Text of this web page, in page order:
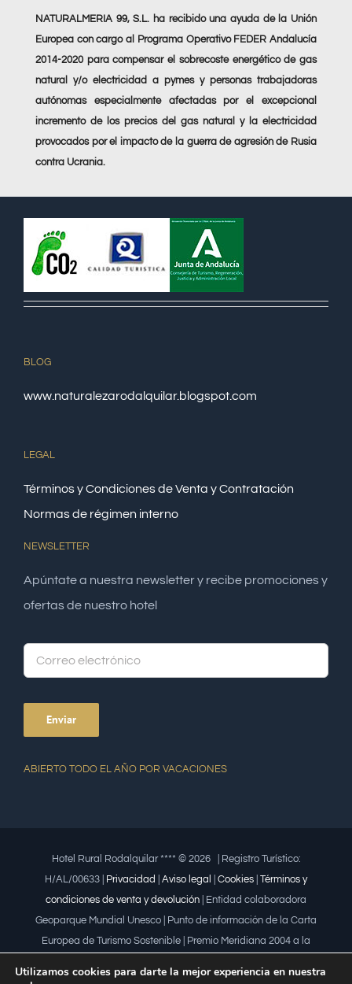
NATURALMERIA 99, S.L. ha recibido una ayuda de la Unión
Europea con cargo al Programa Operativo FEDER Andalucía
2014-2020 para compensar el sobrecoste energético de gas
natural y/o electricidad a pymes y personas trabajadoras
autónomas especialmente afectadas por el excepcional
incremento de los precios del gas natural y la electricidad
provocados por el impacto de la guerra de agresión de Rusia
contra Ucrania.
BLOG
www.naturalezarodalquilar.blogspot.com
LEGAL
Términos y Condiciones de Venta y Contratación
Normas de régimen interno
NEWSLETTER
Apúntate a nuestra newsletter y recibe promociones y
ofertas de nuestro hotel
ABIERTO TODO EL AÑO POR VACACIONES
Hotel Rural Rodalquilar **** © 2026 | Registro Turístico:
H/AL/00633 |
Privacidad Aviso legal Cookies Términos y
condiciones de venta y devolución | Entidad colaboradora
Geoparque Mundial Unesco | Punto de información de la Carta
Europea de Turismo Sostenible | Premio Meridiana 2004 a la
Utilizamos cookies para darte la mejor experiencia en nuestra